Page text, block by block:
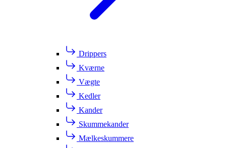
Drippers
Kværne
Vægte
Kedler
Kander
Skummekander
Mælkeskummere